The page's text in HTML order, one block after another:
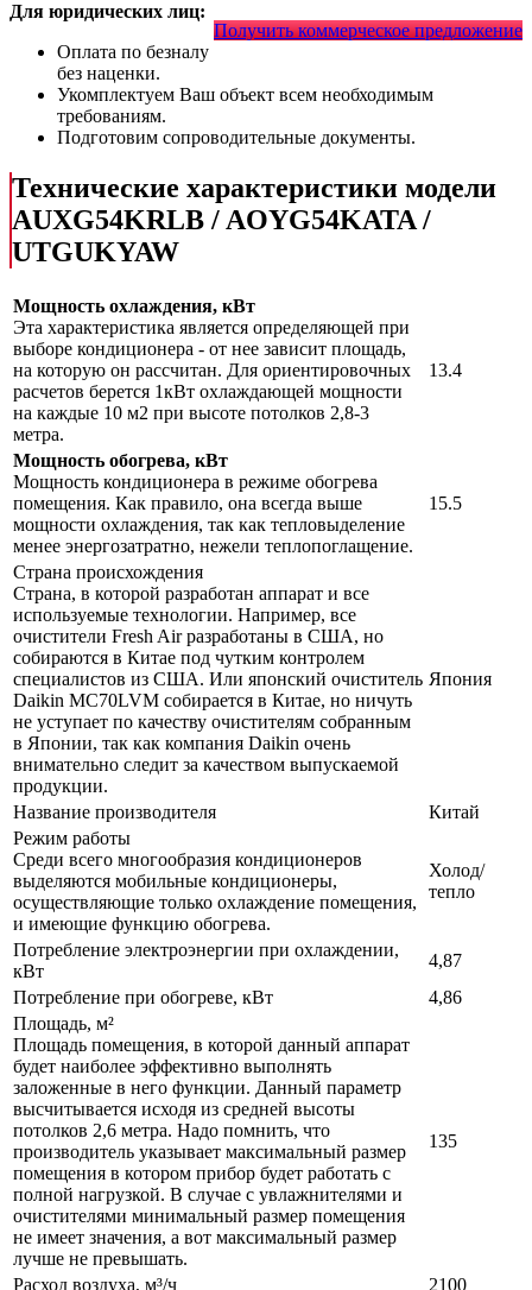
Получить коммерческое предложение
Для юридических лиц:
Оплата по безналу
без наценки.
Укомплектуем Ваш объект всем необходимым
требованиям.
Подготовим сопроводительные документы.
Технические характеристики модели
AUXG54KRLB / AOYG54KATA /
UTGUKYAW
Мощность охлаждения, кВт
Эта характеристика является определяющей при
выборе кондиционера - от нее зависит площадь,
на которую он рассчитан. Для ориентировочных
расчетов берется 1кВт охлаждающей мощности
на каждые 10 м2 при высоте потолков 2,8-3
метра.
13.4
Мощность обогрева, кВт
Мощность кондиционера в режиме обогрева
помещения. Как правило, она всегда выше
мощности охлаждения, так как тепловыделение
менее энергозатратно, нежели теплопоглащение.
15.5
Страна происхождения
Страна, в которой разработан аппарат и все
используемые технологии. Например, все
очистители Fresh Air разработаны в США, но
собираются в Китае под чутким контролем
специалистов из США. Или японский очиститель
Daikin MC70LVM собирается в Китае, но ничуть
не уступает по качеству очистителям собранным
в Японии, так как компания Daikin очень
внимательно следит за качеством выпускаемой
продукции.
Япония
Название производителя
Китай
Режим работы
Среди всего многообразия кондиционеров
выделяются мобильные кондиционеры,
осуществляющие только охлаждение помещения,
и имеющие функцию обогрева.
Холод/
тепло
Потребление электроэнергии при охлаждении,
кВт
4,87
Потребление при обогреве, кВт
4,86
Площадь, м²
Площадь помещения, в которой данный аппарат
будет наиболее эффективно выполнять
заложенные в него функции. Данный параметр
высчитывается исходя из средней высоты
потолков 2,6 метра. Надо помнить, что
производитель указывает максимальный размер
помещения в котором прибор будет работать с
полной нагрузкой. В случае с увлажнителями и
очистителями минимальный размер помещения
не имеет значения, а вот максимальный размер
лучше не превышать.
135
Расход воздуха, м³/ч 2100